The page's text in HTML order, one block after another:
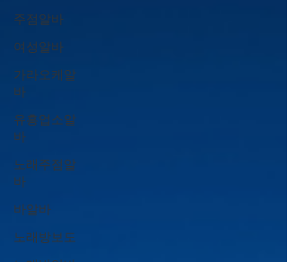
주점알바
여성알바
가라오케알
바
유흥업소알
바
노래주점알
바
바알바
노래방보도